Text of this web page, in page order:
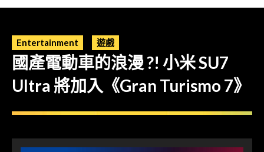
Entertainment 遊戲
國產電動車的浪漫 ?! 小米 SU7
Ultra 將加入《Gran Turismo 7》